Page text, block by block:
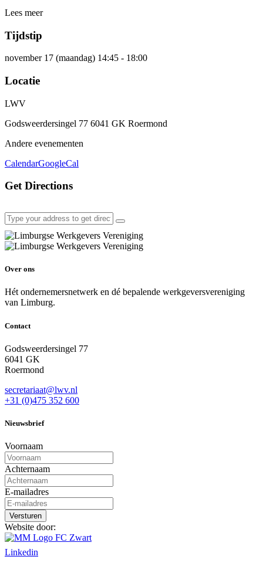
Lees meer
Tijdstip
november 17 (maandag) 14:45 - 18:00
Locatie
LWV
Godsweerdersingel 77 6041 GK Roermond
Andere evenementen
CalendarGoogleCal
Get Directions
Over ons
Hét ondernemersnetwerk en dé bepalende werkgeversvereniging
van Limburg.
Contact
Godsweerdersingel 77
6041 GK
Roermond
secretariaat@lwv.nl
+31 (0)475 352 600
Nieuwsbrief
Voornaam
Achternaam
E-mailadres
Website door:
Linkedin